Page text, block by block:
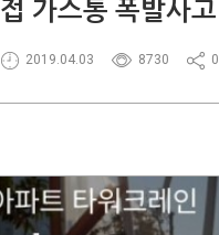
접 가스통 폭발사고
2019.04.03 8730 0